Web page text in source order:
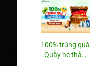
100% trúng quà
- Quẫy hè thả